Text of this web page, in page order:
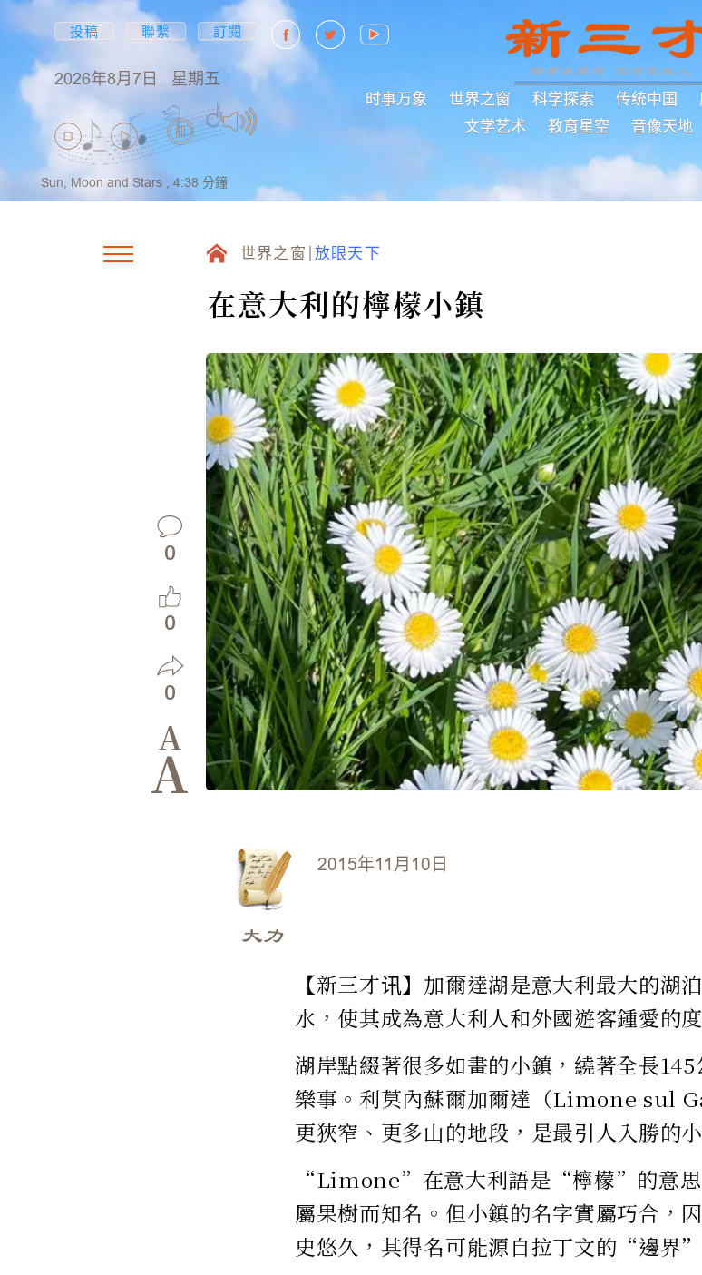
投稿 聯繫 訂閱
2026年8月7日 星期五
时事万象 世界之窗 科学探索 传统中国
文学艺术
教育星空 音像天地
Sun, Moon and Stars , 4:38 分鐘
世界之窗 放眼天下
在意大利的檸檬小鎮
0
0
0
A
A
2015年11月10日
大力
【新三才讯】加爾達湖是意大利最大的湖
水，使其成為意大利人和外國遊客鍾愛的
湖岸點綴著很多如畫的小鎮，繞著全長
樂事。利莫內蘇爾加爾達（Limone sul
更狹窄、更多山的地段，是最引人入勝的
“Limone”在意大利語是“檸檬”的意思
屬果樹而知名。但小鎮的名字實屬巧合，
史悠久，其得名可能源自拉丁文的“邊界”